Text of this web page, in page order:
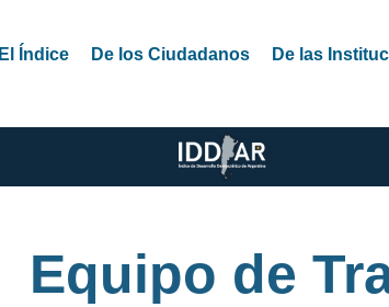
El Índice De los Ciudadanos De las
Equipo de